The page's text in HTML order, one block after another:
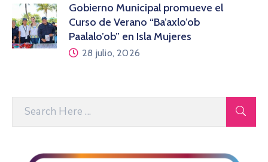
Gobierno Municipal promueve el
Curso de Verano “Ba’axlo’ob
Paalalo’ob” en Isla Mujeres
28 julio, 2026